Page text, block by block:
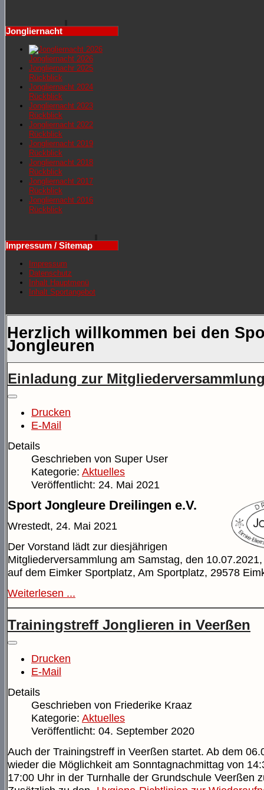
Jongliernacht
Jongliernacht 2026
Jongliernachr 2025
Rückblick
Jongliernacht 2024
Rückblick
Jongliernacht 2023
Rückblick
Jongliernacht 2022
Rückblick
Jongliernacht 2019
Rückblick
Jongliernacht 2018
Rückblick
Jongliernacht 2017
Rückblick
Jongliernacht 2016
Rückblick
Impressum / Sitemap
Impressum
Datenschutz
Inhalt Hauptmenü
Inhalt Sportangebot
Herzlich willkommen bei den
Jongleuren
Einladung zur
Drucken
E-Mail
Details
Geschrieben von Super User
Kategorie: Aktuelles
Veröffentlicht: 24. Mai 2021
Sport Jongleure Dreilingen e.V.
Wrestedt, 24. Mai 2021
Der Vorstand lädt zur diesjährigen
Mitgliederversammlung am Samstag, den
auf dem Eimker Sportplatz, Am Sportplatz, 29578
Weiterlesen ...
Trainingstreff Jonglieren in Veerßen
Drucken
E-Mail
Details
Geschrieben von Friederike Kraaz
Kategorie: Aktuelles
Veröffentlicht: 04. September 2020
Auch der Trainingstreff in Veerßen startet. Ab dem
wieder die Möglichkeit am Sonntagnachmittag von
17:00 Uhr in der Turnhalle der Grundschule Veerßen